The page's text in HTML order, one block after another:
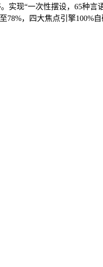
实现“一次性摆设，65种言
，四大焦点引擎100%自